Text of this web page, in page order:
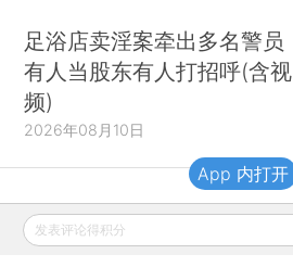
足浴店卖淫案牵出多名警员
有人当股东有人打招呼(含视
频)
2026年08月10日
财新移动
发表评论得积分
App 内打开